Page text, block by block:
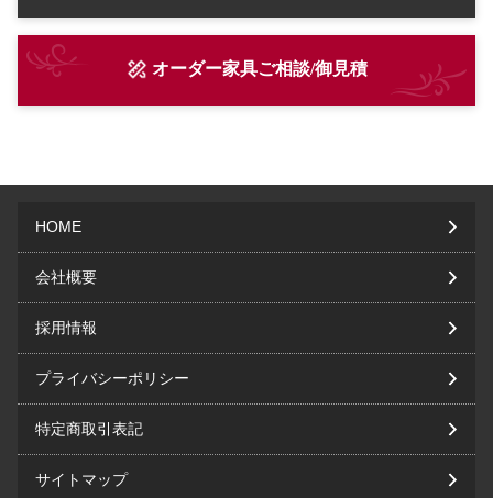
オーダー家具ご相談/御見積
HOME
会社概要
採用情報
プライバシーポリシー
特定商取引表記
サイトマップ